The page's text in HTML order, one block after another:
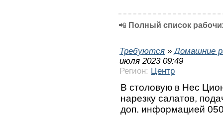
📲 Полный список
Требуются »Домашние
июля 2023 09:49
Регион: Центр
В столовую в Нес
нарезку салатов,
доп. информацией